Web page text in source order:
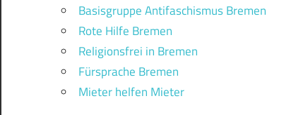
Basisgruppe Antifaschismus Bremen
Rote Hilfe Bremen
Religionsfrei in Bremen
Fürsprache Bremen
Mieter helfen Mieter